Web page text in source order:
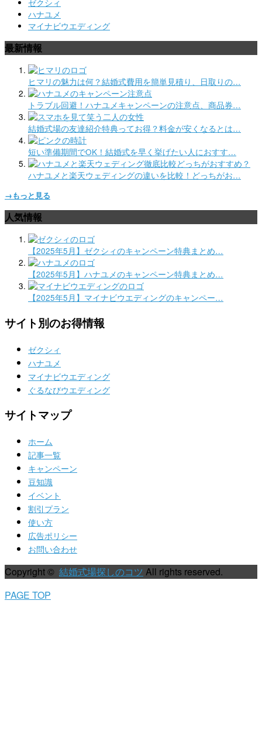
ゼクシィ
ハナユメ
マイナビウエディング
最新情報
ヒマリの魅力は何？結婚式費用を簡単見積り、日取りの…
トラブル回避！ハナユメキャンペーンの注意点、商品券…
結婚式場の友達紹介特典ってお得？料金が安くなるとは…
短い準備期間でOK！結婚式を早く挙げたい人におすす…
ハナユメと楽天ウェディングの違いを比較！どっちがお…
→もっと見る
人気情報
【2025年5月】ゼクシィのキャンペーン特典まとめ…
【2025年5月】ハナユメのキャンペーン特典まとめ…
【2025年5月】マイナビウエディングのキャンペー…
サイト別のお得情報
ゼクシィ
ハナユメ
マイナビウエディング
ぐるなびウエディング
サイトマップ
ホーム
記事一覧
キャンペーン
豆知識
イベント
割引プラン
使い方
広告ポリシー
お問い合わせ
Copyright © 結婚式場探しのコツ All rights reserved.
PAGE TOP